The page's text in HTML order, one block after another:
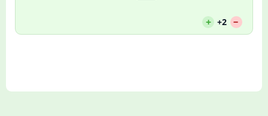
+ +2 --